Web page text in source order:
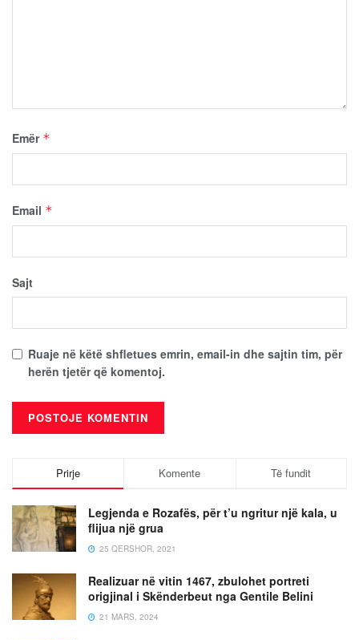
Emër *
Email *
Sajt
Ruaje në këtë shfletues emrin, email-in dhe sajtin tim, për
herën tjetër që komentoj.
Prirje Komente Të fundit
Legjenda e Rozafës, për t’u ngritur një kala, u
flijua një grua
25 QERSHOR, 2021
Realizuar në vitin 1467, zbulohet portreti
origjinal i Skënderbeut nga Gentile Belini
21 MARS, 2024